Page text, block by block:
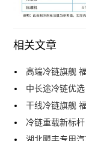
相关文章
高端冷链旗舰
中长途冷链优
干线冷链旗舰 福
冷链重载新标